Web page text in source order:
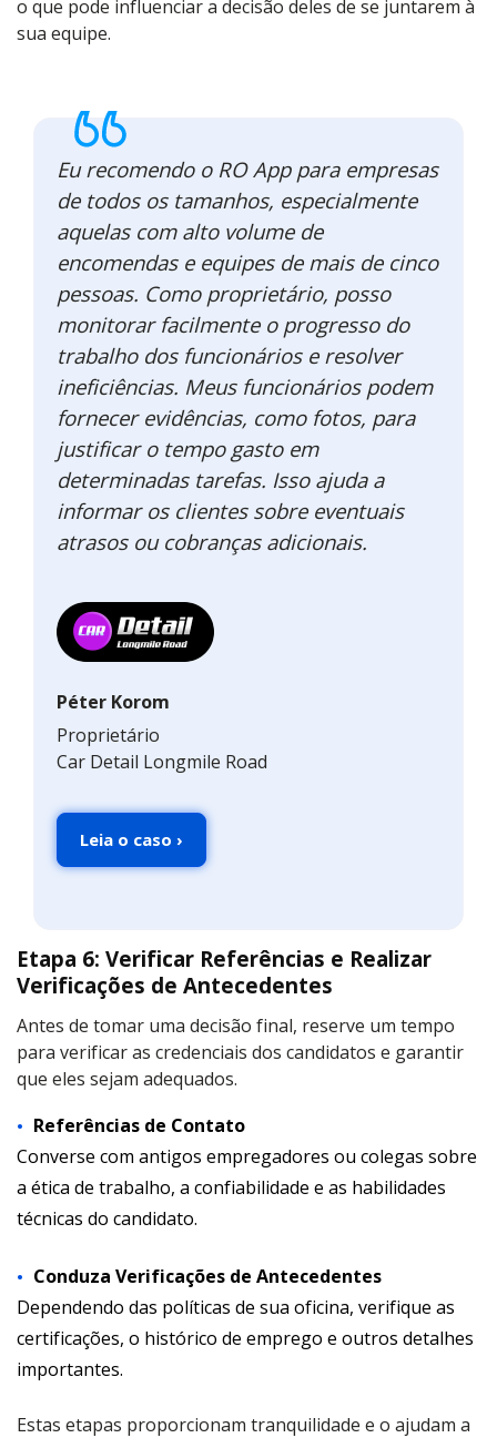
o que pode influenciar a decisão deles de se juntarem à
sua equipe.
Eu recomendo o RO App para empresas
de todos os tamanhos, especialmente
aquelas com alto volume de
encomendas e equipes de mais de cinco
pessoas. Como proprietário, posso
monitorar facilmente o progresso do
trabalho dos funcionários e resolver
ineficiências. Meus funcionários podem
fornecer evidências, como fotos, para
justificar o tempo gasto em
determinadas tarefas. Isso ajuda a
informar os clientes sobre eventuais
atrasos ou cobranças adicionais.
Péter Korom
Proprietário
Car Detail Longmile Road
Leia o caso ›
Etapa 6: Verificar Referências e Realizar
Verificações de Antecedentes
Antes de tomar uma decisão final, reserve um tempo
para verificar as credenciais dos candidatos e garantir
que eles sejam adequados.
Referências de Contato
Converse com antigos empregadores ou colegas sobre
a ética de trabalho, a confiabilidade e as habilidades
técnicas do candidato.
Conduza Verificações de Antecedentes
Dependendo das políticas de sua oficina, verifique as
certificações, o histórico de emprego e outros detalhes
importantes.
Estas etapas proporcionam tranquilidade e o ajudam a